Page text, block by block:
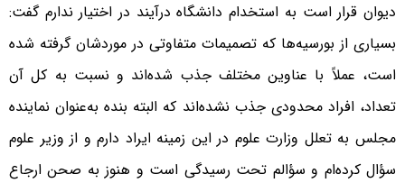
دیوان قرار است به استخدام دانشگاه درآیند در اختیار ندارم گفت:
بسیاری از بورسیه‌ها که تصمیمات متفاوتی در موردشان گرفته شده
است، عملاً با عناوین مختلف جذب شده‌اند و نسبت به کل آن
تعداد، افراد محدودی جذب نشده‌اند که البته بنده به‌عنوان نماینده
مجلس به تعلل وزارت علوم در این زمینه ایراد دارم و از وزیر علوم
سؤال کرده‌ام و سؤالم تحت رسیدگی است و هنوز به صحن ارجاع